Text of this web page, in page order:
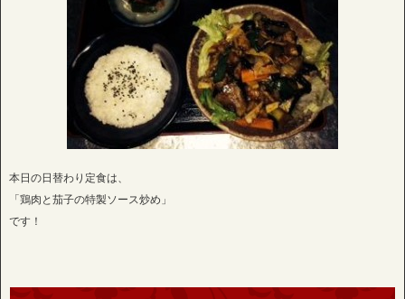
本日の日替わり定食は、
「鶏肉と茄子の特製ソース炒め」
です！